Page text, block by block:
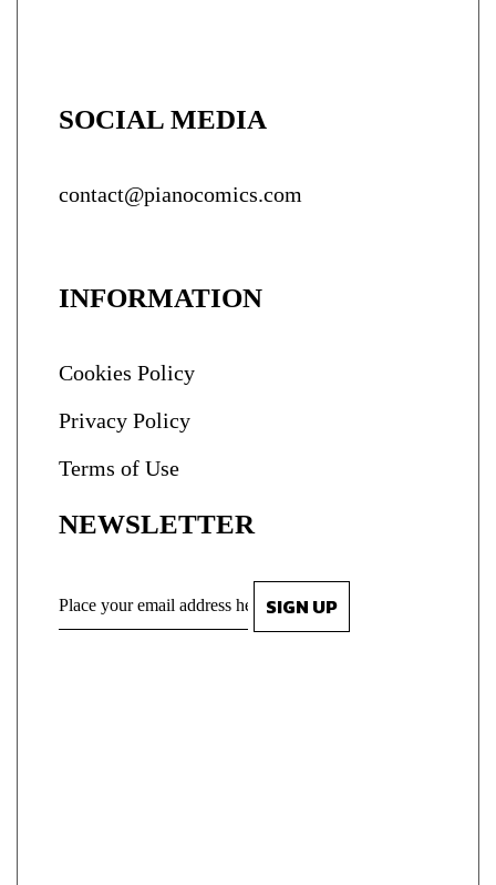
SOCIAL MEDIA
contact@pianocomics.com
INFORMATION
Cookies Policy
Privacy Policy
Terms of Use
NEWSLETTER